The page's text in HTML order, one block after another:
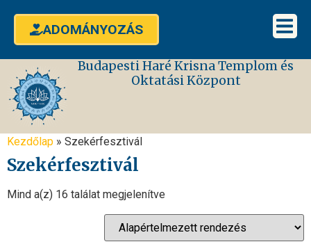
ADOMÁNYOZÁS
Budapesti Haré Krisna Templom és
Oktatási Központ
Kezdőlap » Szekérfesztivál
Szekérfesztivál
Mind a(z) 16 találat megjelenítve